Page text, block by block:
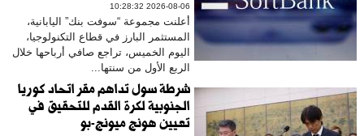
2026-08-06 10:28:32
أعلنت مجموعة “سوفت بنك” اليابانية،
المستثمر البارز في قطاع التكنولوجيا،
اليوم الخميس، تراجع صافي أرباحها خلال
الربع الأول من سنتها...
شرطة سول تداهم مقر اتحاد كوريا
الجنوبية لكرة القدم للتحقيق في
تعيين هونج ميونج-بو